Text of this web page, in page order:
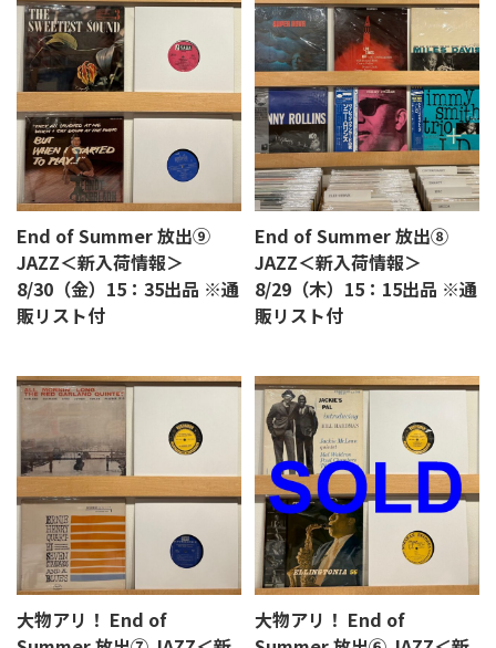
End of Summer 放出⑨
JAZZ＜新入荷情報＞
8/30（金）15：35出品 ※通
販リスト付
End of Summer 放出⑧
JAZZ＜新入荷情報＞
8/29（木）15：15出品 ※通
販リスト付
大物アリ！ End of
大物アリ！ End of